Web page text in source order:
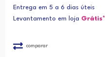
Entrega em 5 a 6 dias úteis
Levantamento em loja Grátis*
comparar